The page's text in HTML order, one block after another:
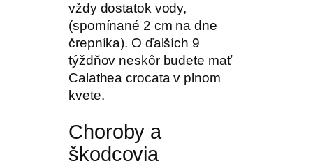
vždy dostatok vody,
(spomínané 2 cm na dne
črepníka). O ďalších 9
týždňov neskôr budete mať
Calathea crocata v plnom
kvete.
Choroby a
škodcovia